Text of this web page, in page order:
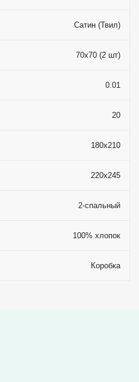
Сатин (Твил)
70x70 (2 шт)
0.01
20
180x210
220x245
2-спальный
100% хлопок
Коробка